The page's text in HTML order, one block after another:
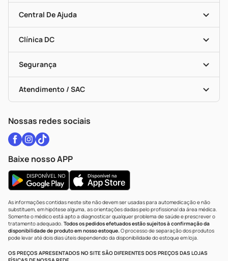
Seja Uma Loja Parceira
Mapa De Categorias
Convênios
Programa Popular Do Brasil
Encarte De Ofertas
Dermaclub
Cupons E Ofertas
Black Friday
Central De Ajuda
Recompra Programada
Alomed
Formas De Pagamento
Troca E Devolução
Bulas De A A Z
Políticas De Marketplace
Clínica DC
Serviços Farmacêuticos
Testes Rápidos
Autoteste Covid-19
Vacinas
Segurança
Portal Da Privacidade
Atendimento / SAC
Nossas redes sociais
Baixe nosso APP
As informações contidas neste site não devem ser usadas para automedicação e não
substituem, em hipótese alguma, as orientações dadas pelo profissional da área médica.
Somente o médico está apto a diagnosticar qualquer problema de saúde e prescrever o
tratamento adequado. Todos os pedidos efetuados estão sujeitos à confirmação da
disponibilidade de produto em nosso estoque.O processo de separação dos produtos
pode levar até dois dias úteis dependendo da disponibilidade do estoque em loja.
OS PREÇOS APRESENTADOS NO SITE SÃO DIFERENTES DOS PREÇOS DAS LOJAS